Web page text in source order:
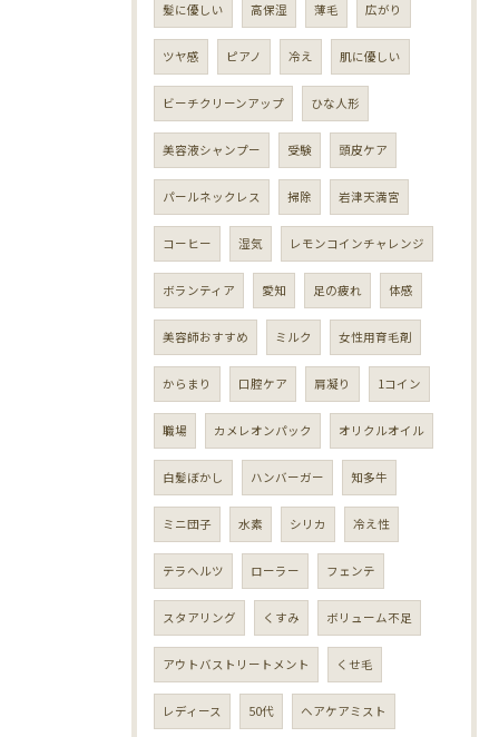
髪に優しい 高保湿 薄毛 広がり
ツヤ感 ピアノ 冷え 肌に優しい
ビーチクリーンアップ ひな人形
美容液シャンプー 受験 頭皮ケア
パールネックレス 掃除 岩津天満宮
コーヒー 湿気 レモンコインチャレンジ
ボランティア 愛知 足の疲れ 体感
美容師おすすめ ミルク 女性用育毛剤
からまり 口腔ケア 肩凝り 1コイン
職場 カメレオンパック オリクルオイル
白髪ぼかし ハンバーガー 知多牛
ミニ団子 水素 シリカ 冷え性
テラヘルツ ローラー フェンテ
スタアリング くすみ ボリューム不足
アウトバストリートメント くせ毛
レディース 50代 ヘアケアミスト